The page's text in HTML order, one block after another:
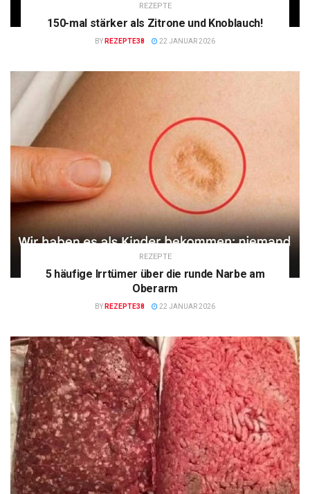
REZEPTE
150-mal stärker als Zitrone und Knoblauch!
BY REZEPTE38 22 JANUAR 2026
REZEPTE
5 häufige Irrtümer über die runde Narbe am
Oberarm
BY REZEPTE38 22 JANUAR 2026